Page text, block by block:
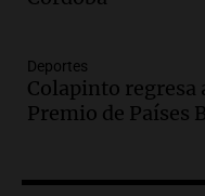
Audio.
"Tres
hacerle
Episodios
Deportes
Colapinto regresa
Premio de Países